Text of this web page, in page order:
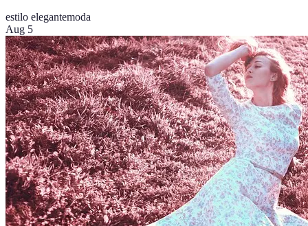
estilo elegantemoda
Aug 5